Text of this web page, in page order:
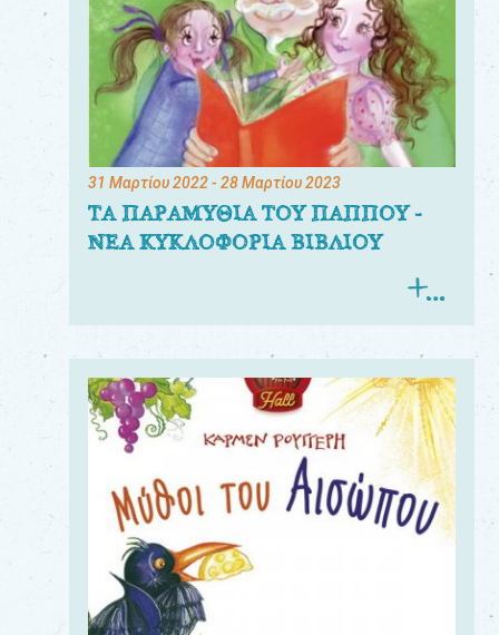
31 Μαρτίου 2022- 28 Μαρτίου 2023
ΤΑ ΠΑΡΑΜΥΘΙΑ ΤΟΥ ΠΑΠΠΟΥ -
ΝΕΑ ΚΥΚΛΟΦΟΡΙΑ ΒΙΒΛΙΟΥ